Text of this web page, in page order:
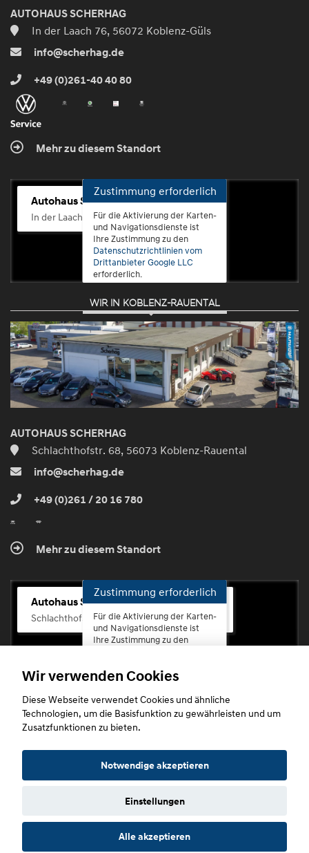
AUTOHAUS SCHERHAG
In der Laach 76, 56072 Koblenz-Güls
info@scherhag.de
+49 (0)261-40 40 80
Mehr zu diesem Standort
Autohaus Scherhag
In der Laach 76, 56072 Koblenz-Güls
Zustimmung erforderlich
Für die Aktivierung der Karten-
und Navigationsdienste ist
Ihre Zustimmung zu den
Datenschutzrichtlinien vom
Drittanbieter Google LLC
erforderlich.
Zustimmen
und
aktivieren
WIR IN KOBLENZ-RAUENTAL
AUTOHAUS SCHERHAG
Schlachthofstr. 68, 56073 Koblenz-Rauental
info@scherhag.de
+49 (0)261 / 20 16 780
Mehr zu diesem Standort
Autohaus Scherhag
Schlachthofstr. 68, 56073 Koblenz-Rauental
Zustimmung erforderlich
Für die Aktivierung der Karten-
und Navigationsdienste ist
Ihre Zustimmung zu den
erforderlich.
Zustimmen
Copyright © 2026. Autohaus Scherhag
Datenschutz Impressum
Wir verwenden Cookies
Diese Webseite verwendet Cookies und ähnliche
Technologien, um die Basisfunktion zu gewährleisten und um
Zusatzfunktionen zu bieten.
Notwendige akzeptieren
Einstellungen
Alle akzeptieren